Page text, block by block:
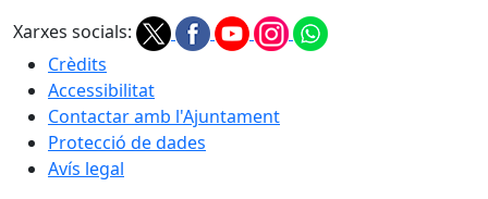
Xarxes socials:
Crèdits
Accessibilitat
Contactar amb l'Ajuntament
Protecció de dades
Avís legal